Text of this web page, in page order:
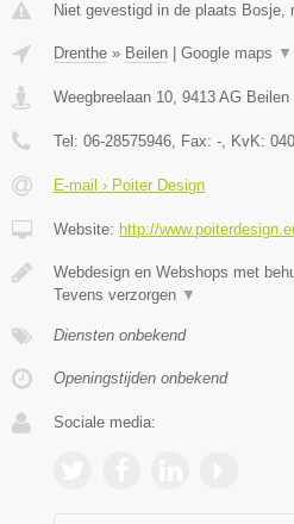
Niet gevestigd in de plaats Bosje,
Drenthe » Beilen Google maps ▼
Weegbreelaan 10, 9413 AG Beilen
Tel: 06-28575946, Fax: -, KvK:
E-mail › Poiter Design
Website: http://
Webdesign en Webshops met
Tevens verzorgen ▼
Diensten onbekend
Openingstijden onbekend
Sociale media: